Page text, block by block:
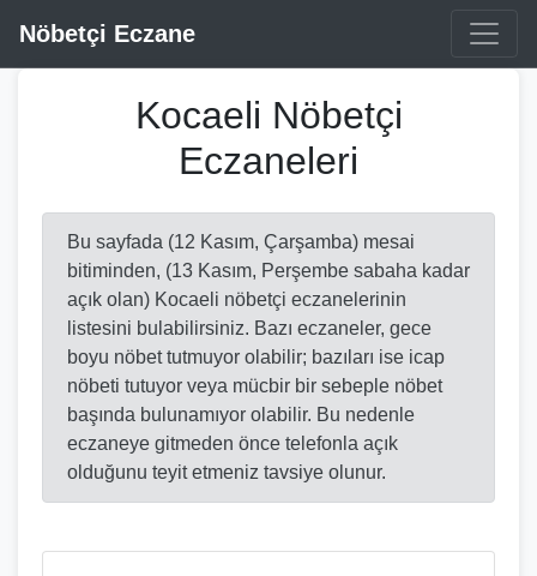
Nöbetçi Eczane
Kocaeli Nöbetçi
Eczaneleri
Bu sayfada (12 Kasım, Çarşamba) mesai
bitiminden, (13 Kasım, Perşembe sabaha kadar
açık olan) Kocaeli nöbetçi eczanelerinin
listesini bulabilirsiniz. Bazı eczaneler, gece
boyu nöbet tutmuyor olabilir; bazıları ise icap
nöbeti tutuyor veya mücbir bir sebeple nöbet
başında bulunamıyor olabilir. Bu nedenle
eczaneye gitmeden önce telefonla açık
olduğunu teyit etmeniz tavsiye olunur.